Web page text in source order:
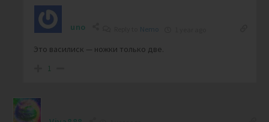
uno Nemo
Это василиск — ножки только две.
1